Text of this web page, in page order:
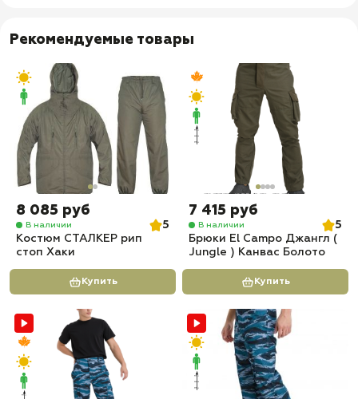
Рекомендуемые товары
8 085 руб
В наличии
5
Костюм СТАЛКЕР рип
стоп Хаки
Купить
7 415 руб
В наличии
5
Брюки El Campo Джангл (
Jungle ) Канвас Болото
Купить